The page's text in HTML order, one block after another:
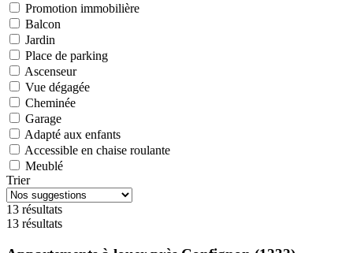
Promotion immobilière
Balcon
Jardin
Place de parking
Ascenseur
Vue dégagée
Cheminée
Garage
Adapté aux enfants
Accessible en chaise roulante
Meublé
Trier
13 résultats
13 résultats